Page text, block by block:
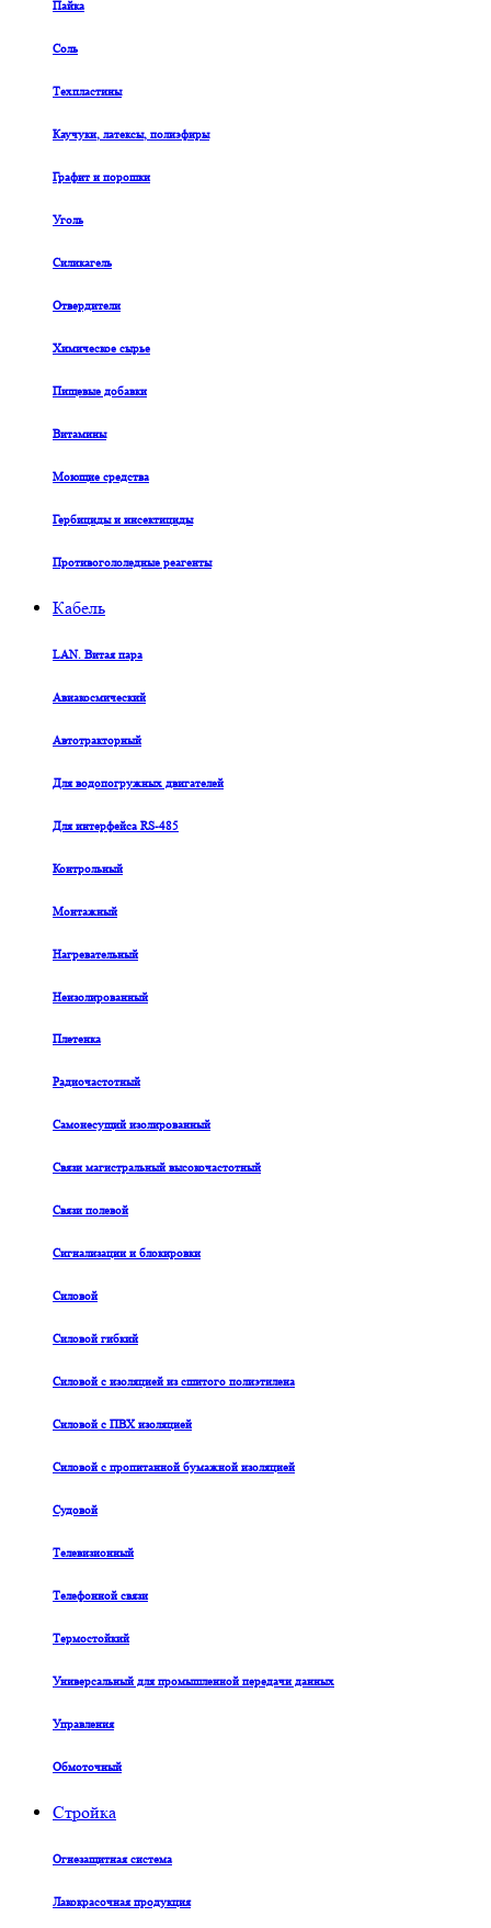
Пайка
Соль
Техпластины
Каучуки, латексы, полиэфиры
Графит и порошки
Уголь
Силикагель
Отвердители
Химическое сырье
Пищевые добавки
Витамины
Моющие средства
Гербициды и инсектициды
Противогололедные реагенты
Кабель
LAN. Витая пара
Авиакосмический
Автотракторный
Для водопогружных двигателей
Для интерфейса RS-485
Контрольный
Монтажный
Нагревательный
Неизолированный
Плетенка
Радиочастотный
Самонесущий изолированный
Связи магистральный высокочастотный
Связи полевой
Сигнализации и блокировки
Силовой
Силовой гибкий
Силовой с изоляцией из сшитого полиэтилена
Силовой с ПВХ изоляцией
Силовой с пропитанной бумажной изоляцией
Судовой
Телевизионный
Телефонной связи
Термостойкий
Универсальный для промышленной передачи данных
Управления
Обмоточный
Стройка
Огнезащитная система
Лакокрасочная продукция